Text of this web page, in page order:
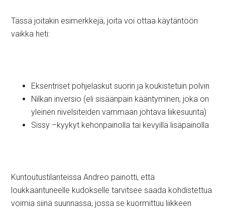
Tässä joitakin esimerkkejä, joita voi ottaa käytäntöön
vaikka heti:
Eksentriset pohjelaskut suorin ja koukistetuin polvin
Nilkan inversio (eli sisäänpäin kääntyminen, joka on
yleinen nivelsiteiden vammaan johtava liikesuunta)
Sissy –kyykyt kehonpainolla tai kevyillä lisäpainolla
Kuntoutustilanteissa Andreo painotti, että
loukkaantuneelle kudokselle tarvitsee saada kohdistettua
voimia siinä suunnassa, jossa se kuormittuu liikkeen